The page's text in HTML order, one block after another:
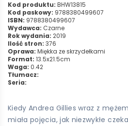
Kod produktu: BHW13815
Kod paskowy: 9788380499607
ISBN: 9788380499607
Wydawca: Czarne
Rok wydania: 2019
Ilość stron: 376
Oprawa: Miękka ze skrzydełkami
Format: 13.5x21.5cm
Waga: 0.42
Tłumacz:
Seria:
Kiedy Andrea Gillies wraz z
miała pojęcia, jak niezwykłe